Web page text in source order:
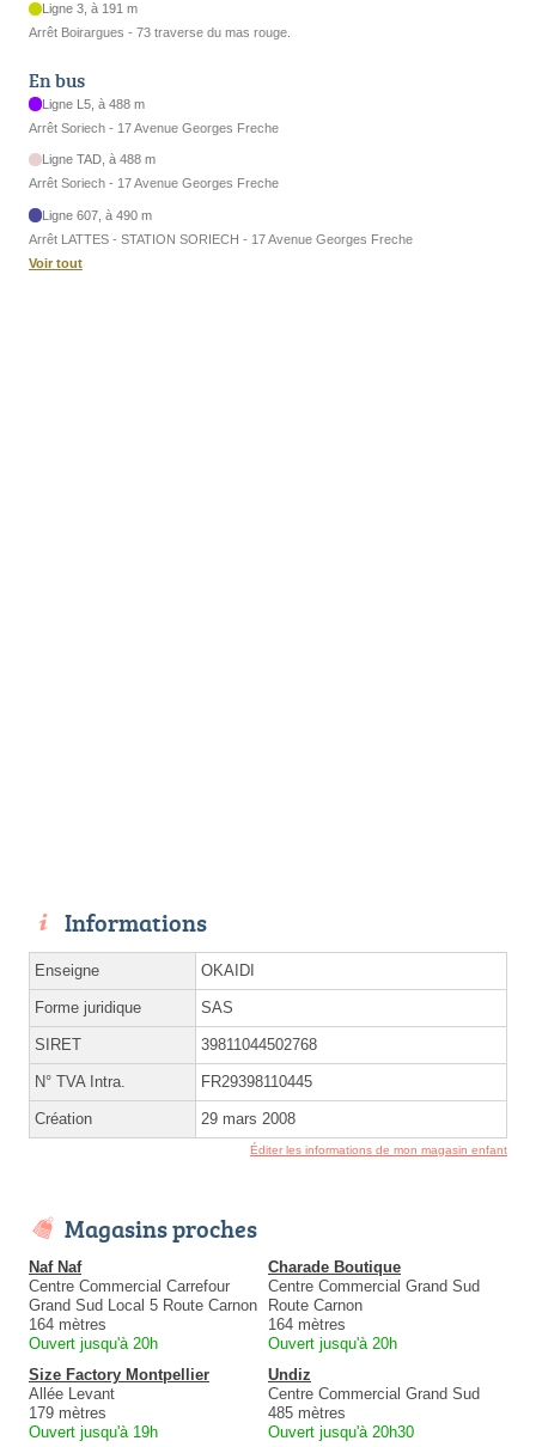
Ligne 3, à 191 m
Arrêt Boirargues - 73 traverse du mas rouge.
En bus
Ligne L5, à 488 m
Arrêt Soriech - 17 Avenue Georges Freche
Ligne TAD, à 488 m
Arrêt Soriech - 17 Avenue Georges Freche
Ligne 607, à 490 m
Arrêt LATTES - STATION SORIECH - 17 Avenue Georges Freche
Voir tout
Informations
Enseigne OKAIDI
Forme juridique SAS
SIRET 39811044502768
N° TVA Intra. FR29398110445
Création 29 mars 2008
Éditer les informations de mon magasin enfant
Magasins proches
Naf Naf
Centre Commercial Carrefour
Grand Sud Local 5 Route Carnon
164 mètres
Ouvert jusqu'à 20h
Charade Boutique
Centre Commercial Grand Sud
Route Carnon
164 mètres
Ouvert jusqu'à 20h
Size Factory Montpellier
Allée Levant
179 mètres
Ouvert jusqu'à 19h
Undiz
Centre Commercial Grand Sud
485 mètres
Ouvert jusqu'à 20h30